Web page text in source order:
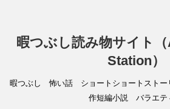
暇つぶし読み物サイト
Station）
暇つぶし 怖い話 ショートショートスト
作短編小説 バラエテ